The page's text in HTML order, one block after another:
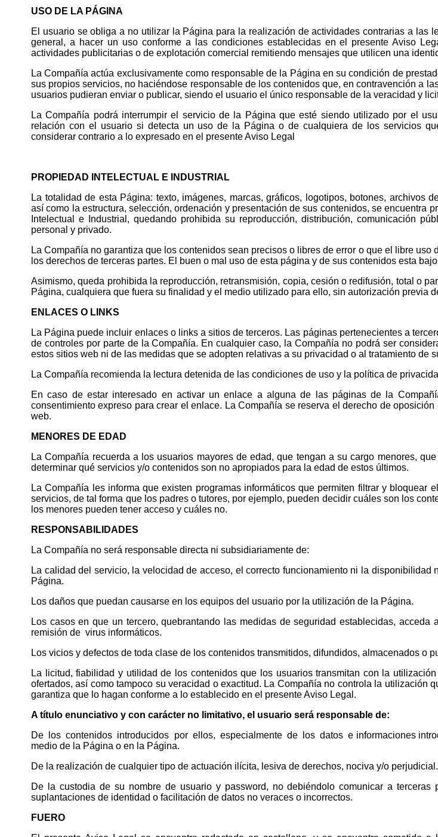
USO DE LA PÁGINA
El usuario se obliga a no utilizar la Página para la realización de actividades contrarias a las
general, a hacer un uso conforme a las condiciones establecidas en el presente Aviso
actividades publicitarias o de explotación comercial remitiendo mensajes que utilicen una
La Compañía actúa exclusivamente como responsable de la Página en su condición de
sus propios servicios, no haciéndose responsable de los contenidos que, en contravención a
usuarios pudieran enviar o publicar, siendo el usuario el único responsable de la veracidad y
La Compañía podrá interrumpir el servicio de la Página que esté siendo utilizado por el
relación con el usuario si detecta un uso de la Página o de cualquiera de los servicios
considerar contrario a lo expresado en el presente Aviso Legal
PROPIEDAD INTELECTUAL E INDUSTRIAL
La totalidad de esta Página: texto, imágenes, marcas, gráficos, logotipos, botones, archivos
así como la estructura, selección, ordenación y presentación de sus contenidos, se encuentra
Intelectual e Industrial, quedando prohibida su reproducción, distribución, comunicación
personal y privado.
La Compañía no garantiza que los contenidos sean precisos o libres de error o que el libre uso
los derechos de terceras partes. El buen o mal uso de esta página y de sus contenidos esta
Asimismo, queda prohibida la reproducción, retransmisión, copia, cesión o redifusión, total o
Página, cualquiera que fuera su finalidad y el medio utilizado para ello, sin autorización previa
ENLACES O LINKS
La Página puede incluir enlaces o links a sitios de terceros. Las páginas pertenecientes a
de controles por parte de la Compañía. En cualquier caso, la Compañía no podrá ser
estos sitios web ni de las medidas que se adopten relativas a su privacidad o al tratamiento de
La Compañía recomienda la lectura detenida de las condiciones de uso y la política de
En caso de estar interesado en activar un enlace a alguna de las páginas de la
consentimiento expreso para crear el enlace. La Compañía se reserva el derecho de
web.
MENORES DE EDAD
La Compañía recuerda a los usuarios mayores de edad, que tengan a su cargo menores,
determinar qué servicios y/o contenidos son no apropiados para la edad de estos últimos.
La Compañía les informa que existen programas informáticos que permiten filtrar y bloquear
servicios, de tal forma que los padres o tutores, por ejemplo, pueden decidir cuáles son los
los menores pueden tener acceso y cuáles no.
RESPONSABILIDADES
La Compañía no será responsable directa ni subsidiariamente de:
La calidad del servicio, la velocidad de acceso, el correcto funcionamiento ni la disponibilidad
Página.
Los daños que puedan causarse en los equipos del usuario por la utilización de la Página.
Los casos en que un tercero, quebrantando las medidas de seguridad establecidas,
remisión de virus informáticos.
Los vicios y defectos de toda clase de los contenidos transmitidos, difundidos, almacenados o
La licitud, fiabilidad y utilidad de los contenidos que los usuarios transmitan con la
ofertados, así como tampoco su veracidad o exactitud. La Compañía no controla la utilización
garantiza que lo hagan conforme a lo establecido en el presente Aviso Legal.
A título enunciativo y con carácter no limitativo, el usuario será responsable de:
De los contenidos introducidos por ellos, especialmente de los datos e informaciones
medio de la Página o en la Página.
De la realización de cualquier tipo de actuación ilícita, lesiva de derechos, nociva y/o perjudicial.
De la custodia de su nombre de usuario y password, no debiéndolo comunicar a
suplantaciones de identidad o facilitación de datos no veraces o incorrectos.
FUERO